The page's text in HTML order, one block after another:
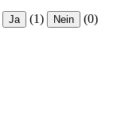
Ja (1) Nein (0)